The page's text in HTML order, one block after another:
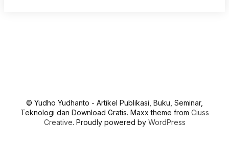
© Yudho Yudhanto - Artikel Publikasi, Buku, Seminar,
Teknologi dan Download Gratis. Maxx theme from Ciuss
Creative. Proudly powered by WordPress